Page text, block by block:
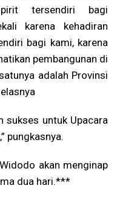
tersendiri bagi
karena kehadiran
bagi kami, karena
pembangunan di
adalah Provinsi
sukses untuk Upacara
pungkasnya.
akan menginap
dua hari.***